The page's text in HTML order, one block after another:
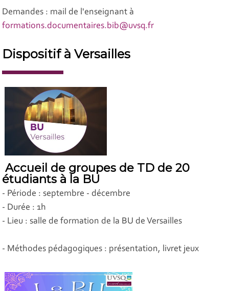
Demandes : mail de l'enseignant à
formations.documentaires.bib@uvsq.fr
Dispositif à Versailles
Accueil de groupes de TD de 20
étudiants à la BU
- Période : septembre - décembre
- Durée : 1h
- Lieu : salle de formation de la BU de Versailles
- Méthodes pédagogiques : présentation, livret jeux